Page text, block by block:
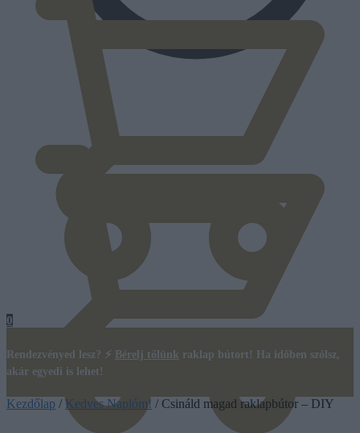
0
Rendezvényed lesz? ⚡ Bérelj tőlünk raklap bútort! Ha időben szólsz,
akár egyedi is lehet!
Kezdőlap / Kedves Naplóm! / Csináld magad raklapbútor – DIY